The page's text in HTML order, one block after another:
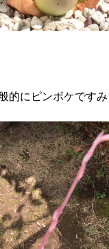
的にピンボケですみ